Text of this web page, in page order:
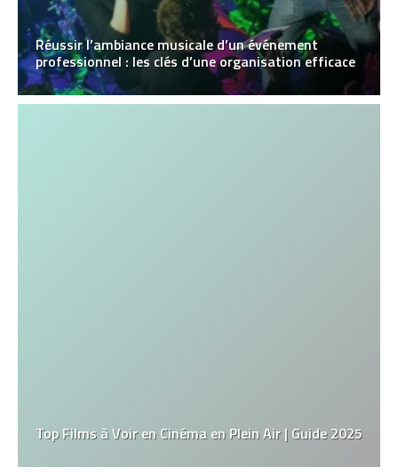
Réussir l’ambiance musicale d’un événement
professionnel : les clés d’une organisation efficace
Top Films à Voir en Cinéma en Plein Air | Guide 2025